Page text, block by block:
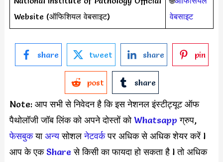
Website (ऑफिशियल वेबसाइट)
वेबसाइट
share tweet share pin
post share
Note: आप सभी से निवेदन है कि इस नेशनल इंस्टीट्यूट ऑफ
पैथोलॉजी जॉब लिंक को अपने दोस्तों कोWhatsapp ग्रुप,
फेसबुकयाअन्यसोशलनेटवर्कपर अधिक से अधिक शेयर करें l
आप के एक Shareसे किसी का फायदा हो सकता है l तो अधिक